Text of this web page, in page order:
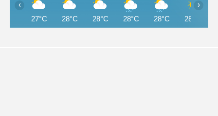
27°C 28°C 28°C 28°C 28°C 28°C
‹ ›